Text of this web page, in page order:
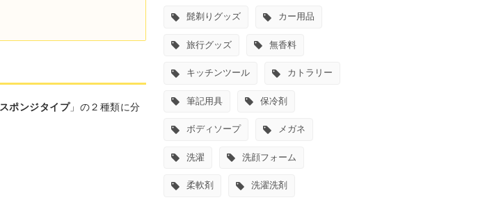
スポンジタイプ」の２種類に分
髭剃りグッズ カー用品
旅行グッズ 無香料
キッチンツール カトラリー
筆記用具 保冷剤
ボディソープ メガネ
洗濯 洗顔フォーム
柔軟剤 洗濯洗剤